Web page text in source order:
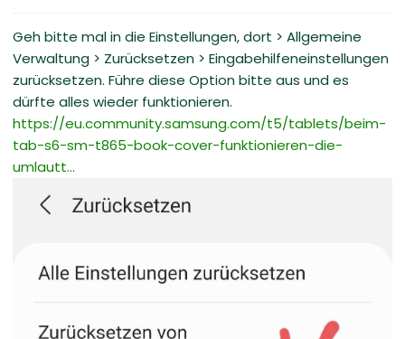
Geh bitte mal in die Einstellungen, dort > Allgemeine
Verwaltung > Zurücksetzen > Eingabehilfeneinstellungen
zurücksetzen. Führe diese Option bitte aus und es
dürfte alles wieder funktionieren.
https://eu.community.samsung.com/t5/tablets/beim-
tab-s6-sm-t865-book-cover-funktionieren-die-
umlautt...